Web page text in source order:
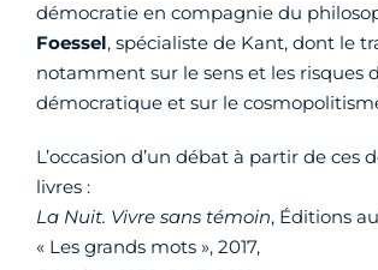
démocratie en compagnie du
Foessel, spécialiste de Kant, dont le
notamment sur le sens et les risques
démocratique et sur le
L’occasion d’un débat à partir de ces
livres :
La Nuit. Vivre sans témoin, Éditions
« Les grands mots », 2017,